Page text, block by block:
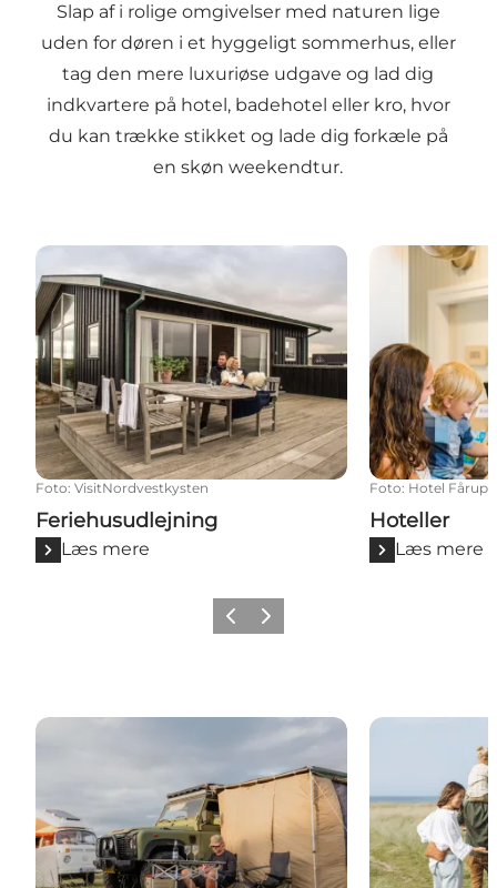
Slap af i rolige omgivelser med naturen lige
uden for døren i et hyggeligt sommerhus, eller
tag den mere luxuriøse udgave og lad dig
indkvartere på hotel, badehotel eller kro, hvor
du kan trække stikket og lade dig forkæle på
en skøn weekendtur.
Feriehusudlejning
Foto: VisitNordvestkysten
Feriehusudlejning
Læs mere
Hoteller
Foto: Hotel Fårup
Hoteller
Læs mere
ForrigeNæste
Campingpladser Feriecentre